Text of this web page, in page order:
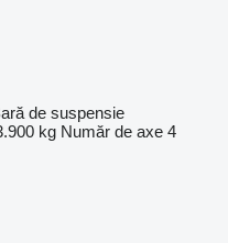
de suspensie
kg Număr de axe 4